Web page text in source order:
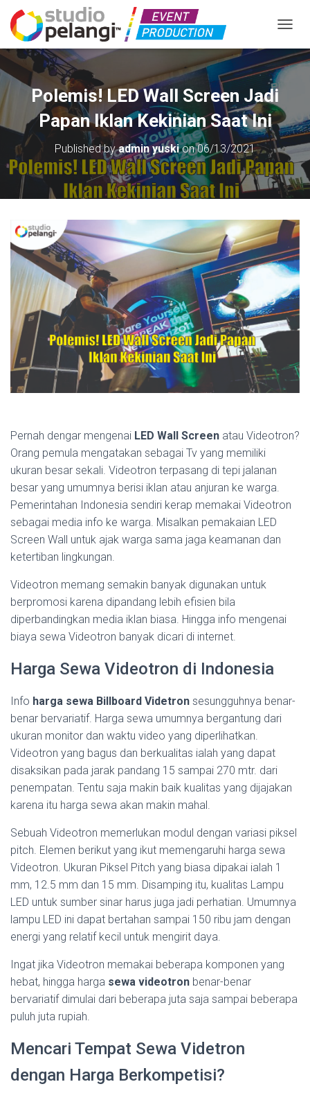
Polemis! LED Wall Screen Jadi
Papan Iklan Kekinian Saat Ini
Published byadmin yuskion06/13/2021
Pernah dengar mengenai LED Wall Screen atau Videotron?
Orang pemula mengatakan sebagai Tv yang memiliki
ukuran besar sekali. Videotron terpasang di tepi jalanan
besar yang umumnya berisi iklan atau anjuran ke warga.
Pemerintahan Indonesia sendiri kerap memakai Videotron
sebagai media info ke warga. Misalkan pemakaian LED
Screen Wall untuk ajak warga sama jaga keamanan dan
ketertiban lingkungan.
Videotron memang semakin banyak digunakan untuk
berpromosi karena dipandang lebih efisien bila
diperbandingkan media iklan biasa. Hingga info mengenai
biaya sewa Videotron banyak dicari di internet.
Harga Sewa Videotron di Indonesia
Info harga sewa Billboard Videtron sesungguhnya benar-
benar bervariatif. Harga sewa umumnya bergantung dari
ukuran monitor dan waktu video yang diperlihatkan.
Videotron yang bagus dan berkualitas ialah yang dapat
disaksikan pada jarak pandang 15 sampai 270 mtr. dari
penempatan. Tentu saja makin baik kualitas yang dijajakan
karena itu harga sewa akan makin mahal.
Sebuah Videotron memerlukan modul dengan variasi piksel
pitch. Elemen berikut yang ikut memengaruhi harga sewa
Videotron. Ukuran Piksel Pitch yang biasa dipakai ialah 1
mm, 12.5 mm dan 15 mm. Disamping itu, kualitas Lampu
LED untuk sumber sinar harus juga jadi perhatian. Umumnya
lampu LED ini dapat bertahan sampai 150 ribu jam dengan
energi yang relatif kecil untuk mengirit daya.
Ingat jika Videotron memakai beberapa komponen yang
hebat, hingga harga sewa videotron benar-benar
bervariatif dimulai dari beberapa juta saja sampai beberapa
puluh juta rupiah.
Mencari Tempat Sewa Videtron
dengan Harga Berkompetisi?